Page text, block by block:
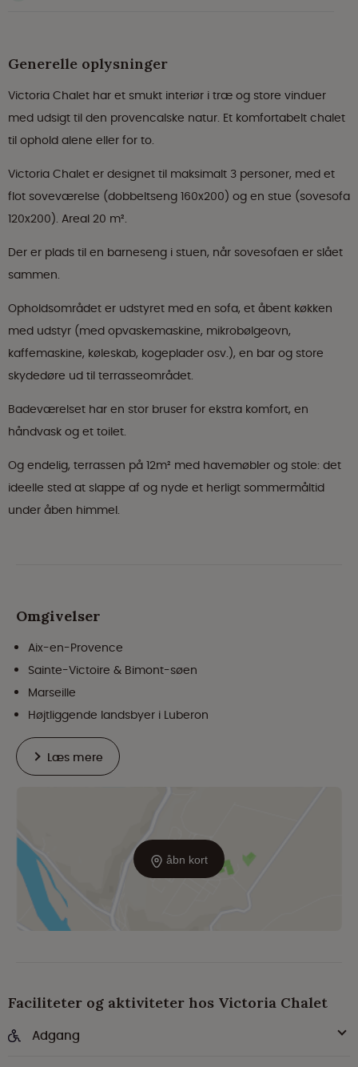
Generelle oplysninger
Victoria Chalet har et smukt interiør i træ og store vinduer
med udsigt til den provencalske natur. Et komfortabelt chalet
til ophold alene eller for to.
Victoria Chalet er designet til maksimalt 3 personer, med et
flot soveværelse (dobbeltseng 160x200) og en stue (sovesofa
120x200). Areal 20 m².
Der er plads til en barneseng i stuen, når sovesofaen er slået
sammen.
Opholdsområdet er udstyret med en sofa, et åbent køkken
med udstyr (med opvaskemaskine, mikrobølgeovn,
kaffemaskine, køleskab, kogeplader osv.), en bar og store
skydedøre ud til terrasseområdet.
Badeværelset har en stor bruser for ekstra komfort, en
håndvask og et toilet.
Og endelig, terrassen på 12m² med havemøbler og stole: det
ideelle sted at slappe af og nyde et herligt sommermåltid
under åben himmel.
åbn kort
Omgivelser
Aix-en-Provence
Sainte-Victoire & Bimont-søen
Marseille
Højtliggende landsbyer i Luberon
Læs mere
Faciliteter og aktiviteter hos Victoria Chalet
Adgang